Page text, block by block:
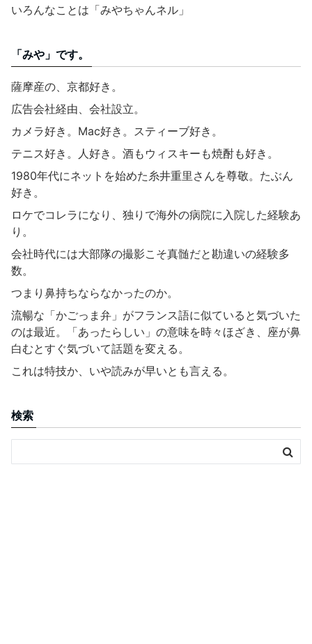
いろんなことは「みやちゃんネル」
「みや」です。
薩摩産の、京都好き。
広告会社経由、会社設立。
カメラ好き。Mac好き。スティーブ好き。
テニス好き。人好き。酒もウィスキーも焼酎も好き。
1980年代にネットを始めた糸井重里さんを尊敬。たぶん
好き。
ロケでコレラになり、独りで海外の病院に入院した経験あ
り。
会社時代には大部隊の撮影こそ真髄だと勘違いの経験多
数。
つまり鼻持ちならなかったのか。
流暢な「かごっま弁」がフランス語に似ていると気づいた
のは最近。「あったらしい」の意味を時々ほざき、座が鼻
白むとすぐ気づいて話題を変える。
これは特技か、いや読みが早いとも言える。
検索